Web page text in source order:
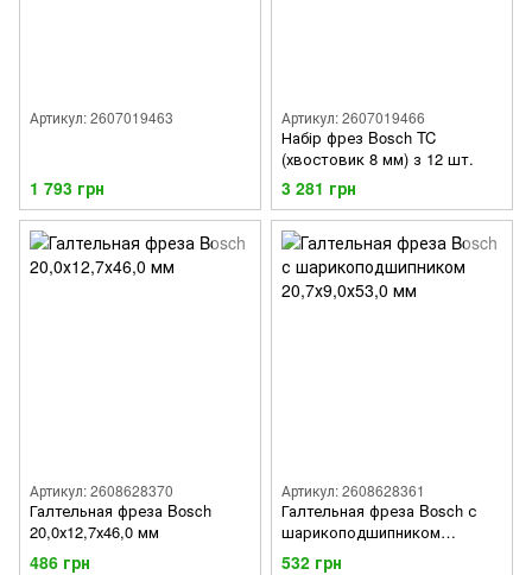
Артикул: 2607019463
1 793 грн
Артикул: 2607019466
Набір фрез Bosch TC
(хвостовик 8 мм) з 12 шт.
3 281 грн
Артикул: 2608628370
Галтельная фреза Bosch
20,0х12,7х46,0 мм
486 грн
Артикул: 2608628361
Галтельная фреза Bosch с
шарикоподшипником
20,7х9,0х53,0 мм
532 грн